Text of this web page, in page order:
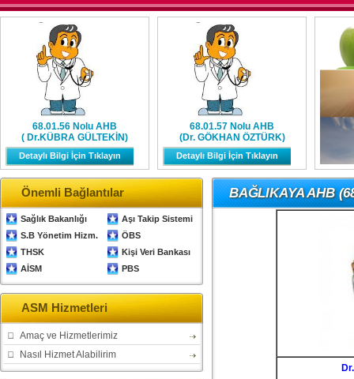
68.01.56 Nolu AHB
( Dr.KÜBRA GÜLTEKİN)
Detaylı Bilgi İçin Tıklayın
68.01.57 Nolu AHB
(Dr. GÖKHAN ÖZTÜRK)
Detaylı Bilgi İçin Tıklayın
Önemli Bağlantılar
Sağlık Bakanlığı
Aşı Takip Sistemi
S.B Yönetim Hizm.
ÖBS
THSK
Kişi Veri Bankası
AİSM
PBS
ASM Hizmetleri
Amaç ve Hizmetlerimiz
Nasıl Hizmet Alabilirim
BAĞLIKAYA AHB
Dr.